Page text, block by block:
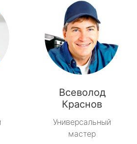
Всеволод
Краснов
Универсальный
мастер